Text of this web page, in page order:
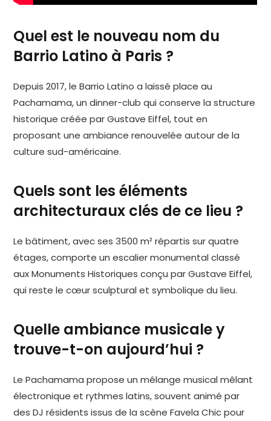
Quel est le nouveau nom du
Barrio Latino à Paris ?
Depuis 2017, le Barrio Latino a laissé place au
Pachamama, un dinner-club qui conserve la structure
historique créée par Gustave Eiffel, tout en
proposant une ambiance renouvelée autour de la
culture sud-américaine.
Quels sont les éléments
architecturaux clés de ce lieu ?
Le bâtiment, avec ses 3500 m² répartis sur quatre
étages, comporte un escalier monumental classé
aux Monuments Historiques conçu par Gustave Eiffel,
qui reste le cœur sculptural et symbolique du lieu.
Quelle ambiance musicale y
trouve-t-on aujourd’hui ?
Le Pachamama propose un mélange musical mêlant
électronique et rythmes latins, souvent animé par
des DJ résidents issus de la scène Favela Chic pour